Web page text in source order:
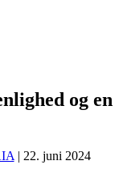
og en
| 22. juni 2024